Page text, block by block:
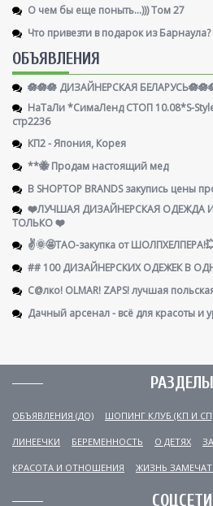
О чем бы еще поныть...))) Том 27
Что привезти в подарок из Барнаула?
ОБЪЯВЛЕНИЯ
🪷🪷🪷 ДИЗАЙНЕРСКАЯ
НаТаЛи *СимаЛенд СТОП 10.08*S-
стр2236
КП2 - Япония, Корея
**🐝 Продам настоящий мед
В SHOPTOP BRANDS закупись цены
❤️ЛУЧШАЯ ДИЗАЙНЕРСКАЯ ОДЕЖДА
ТОЛЬКО ❤️
✌️🌞🤩ТАО-закупка от
## 100 ДИЗАЙНЕРСКИХ ОДЕЖЕК В
С@лко! OLMAR! ZAPS! лучшая
Дачный арсенал - всё для красоты и
РАЗДЕЛЫ
ОБЪЯВЛЕНИЯ (ДО) ШОПИНГ КЛУБ (КП И
ЛИНЕЕЧКИ БЕРЕМЕННОСТЬ О ДЕТЯХ
КРАСОТА И ОТНОШЕНИЯ ЖИЗНЬ
СОЦСЕТИ